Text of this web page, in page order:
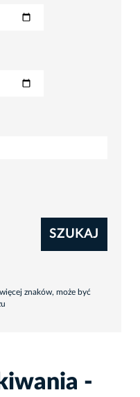
SZUKAJ
znaków, może być
-